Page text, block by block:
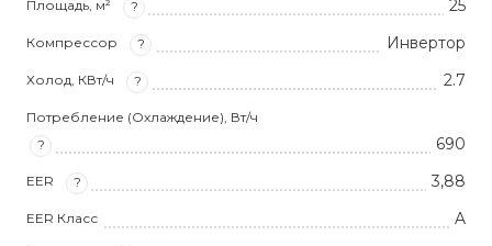
Площадь, м² ? 25
Компрессор ? Инвертор
Холод, КВт/ч ? 2.7
Потребление (Охлаждение), Вт/ч
?
690
EER ? 3,88
EER Класс A